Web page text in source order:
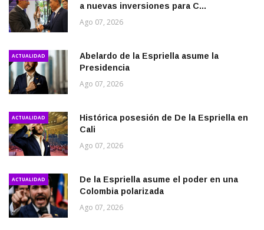
a nuevas inversiones para C...
Ago 07, 2026
ACTUALIDAD
Abelardo de la Espriella asume la
Presidencia
Ago 07, 2026
ACTUALIDAD
Histórica posesión de De la Espriella en
Cali
Ago 07, 2026
ACTUALIDAD
De la Espriella asume el poder en una
Colombia polarizada
Ago 07, 2026